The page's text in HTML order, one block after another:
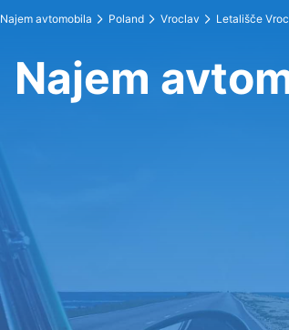
Najem avtomobila Poland Vroclav Letališče
Najem